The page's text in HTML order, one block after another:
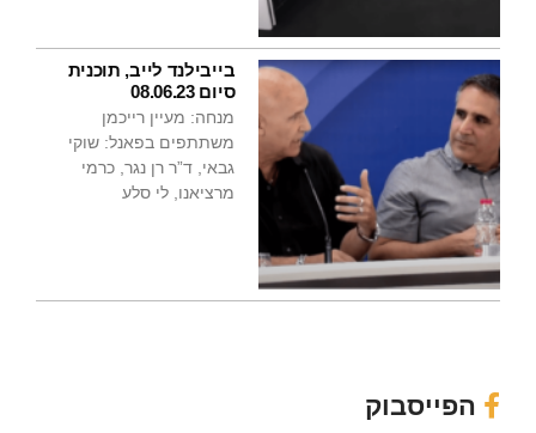
בייבילנד לייב, תוכנית
סיום 08.06.23
מנחה: מעיין רייכמן
משתתפים בפאנל: שוקי
גבאי, ד”ר רן נגר, כרמי
מרציאנו, לי סלע
הפייסבוק